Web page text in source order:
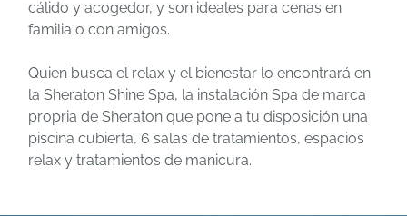
cálido y acogedor, y son ideales para cenas en
familia o con amigos.
Quien busca el relax y el bienestar lo encontrará en
la Sheraton Shine Spa, la instalación Spa de marca
propria de Sheraton que pone a tu disposición una
piscina cubierta, 6 salas de tratamientos, espacios
relax y tratamientos de manicura.